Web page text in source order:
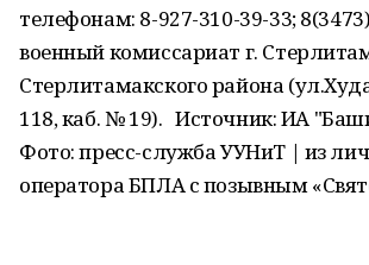
телефонам: 8-927-310-39-33;
военный комиссариат г.
Стерлитамакского района
118, каб. № 19). Источник: ИА
Фото: пресс-служба УУНиТ | из
оператора БПЛА с